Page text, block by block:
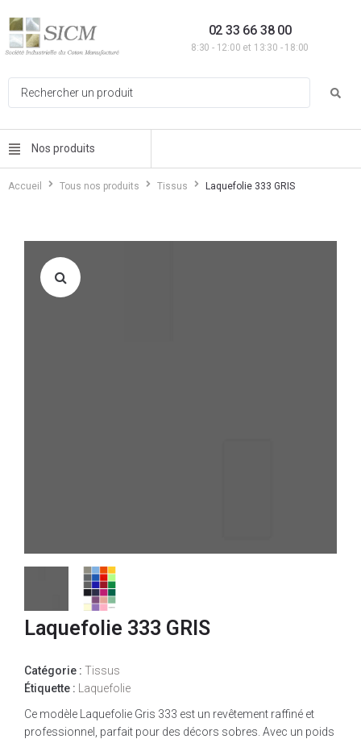
02 33 66 38 00
8:30 - 12:00 et 13:30 - 18:00
Nos produits
Accueil Tous nos produits Tissus Laquefolie 333 GRIS
Laquefolie 333 GRIS
Catégorie : Tissus
Étiquette :
Laquefolie
Ce modèle Laquefolie Gris 333 est un revêtement raffiné et
professionnel, parfait pour des décors sobres. Avec un poids